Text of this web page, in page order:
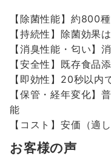
【除菌性能】約800
【持続性】除菌効果
【消臭性能・匂い】
【安全性】既存食品
【即効性】20秒以内
【保管・経年変化】
能
【コスト】安価（適
お客様の声